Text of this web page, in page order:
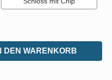
gewünschten
DEN WARENKORB